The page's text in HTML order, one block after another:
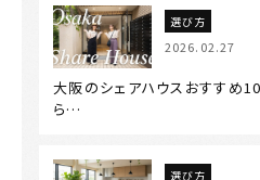
選び方
2026.02.27
大阪のシェアハウスおすすめ
ら…
選び方